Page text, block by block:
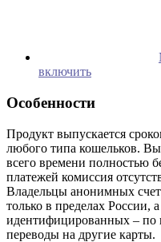
включить
Особенности
Продукт выпускается
любого типа кошельков.
всего времени полностью
платежей комиссия
Владельцы анонимных
только в пределах России,
идентифицированных – по
переводы на другие карты.